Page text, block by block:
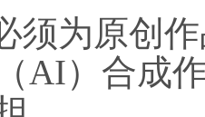
须为原创
AI）合成